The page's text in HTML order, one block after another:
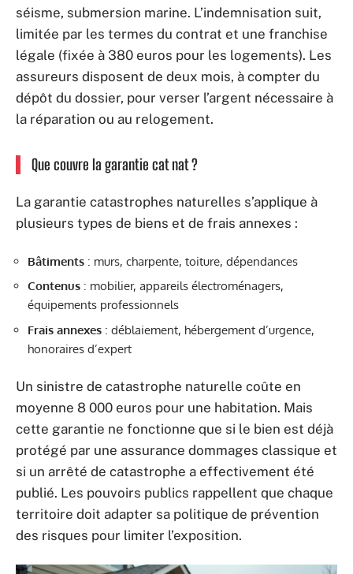
séisme, submersion marine. L’indemnisation suit,
limitée par les termes du contrat et une franchise
légale (fixée à 380 euros pour les logements). Les
assureurs disposent de deux mois, à compter du
dépôt du dossier, pour verser l’argent nécessaire à
la réparation ou au relogement.
Que couvre la garantie cat nat ?
La garantie catastrophes naturelles s’applique à
plusieurs types de biens et de frais annexes :
Bâtiments : murs, charpente, toiture, dépendances
Contenus : mobilier, appareils électroménagers,
équipements professionnels
Frais annexes : déblaiement, hébergement d’urgence,
honoraires d’expert
Un sinistre de catastrophe naturelle coûte en
moyenne 8 000 euros pour une habitation. Mais
cette garantie ne fonctionne que si le bien est déjà
protégé par une assurance dommages classique et
si un arrêté de catastrophe a effectivement été
publié. Les pouvoirs publics rappellent que chaque
territoire doit adapter sa politique de prévention
des risques pour limiter l’exposition.